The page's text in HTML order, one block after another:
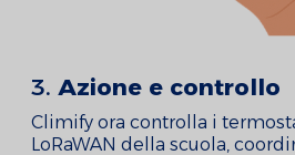
3. Azione e controllo
Climify ora controlla i
LoRaWAN della scuola,